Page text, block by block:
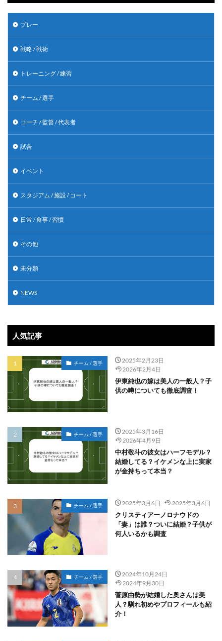
プレー
戦略 / 戦術
トレーニング / 練習
チーム / 選手
コーチ / 監督 / 代表者
試合
イベント
スタジアム / 施設 / コート
日常 / 食事 / 習慣
その他
未分類
NEWS
人気記事
チーム / 選手
2025年2月23日
2026年2月4日
伊東純也の嫁は美人の一般人？子
供の噂についても徹底調査！
チーム / 選手
2025年3月16日
2026年4月9日
中村敬斗の彼女はハーフモデル？
結婚してる？イケメンな上に実家
が金持ちって本当？
チーム / 選手 2025年3月6日 2025年3月6日
クリスティアーノロナウドの
「妻」は誰？ついに結婚？子供が
何人いるかも調査
チーム / 選手
2024年10月24日
2024年9月30日
菅原由勢が結婚した奥さんは美
人？馴れ初めやプロフィールも紹
介！